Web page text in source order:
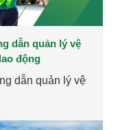
dẫn quản lý vệ
động
dẫn quản lý vệ